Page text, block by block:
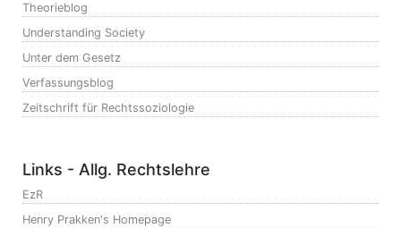
Theorieblog
Understanding Society
Unter dem Gesetz
Verfassungsblog
Zeitschrift für Rechtssoziologie
Links - Allg. Rechtslehre
EzR
Henry Prakken's Homepage